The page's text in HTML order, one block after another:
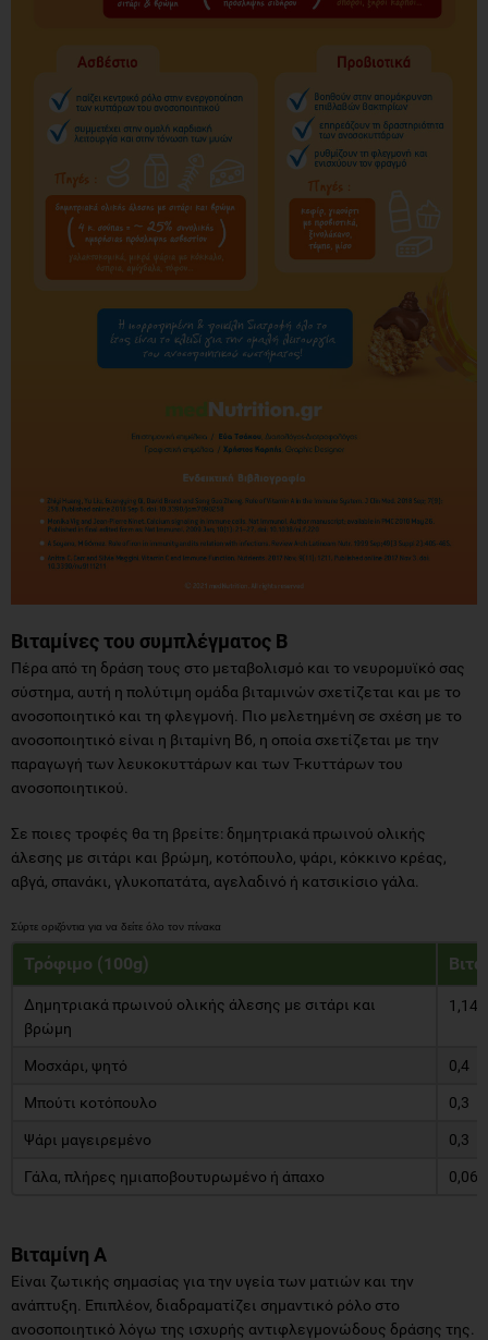
Βιταμίνες του συμπλέγματος Β
Πέρα από τη δράση τους στο μεταβολισμό και το νευρομυϊκό σας
σύστημα, αυτή η πολύτιμη ομάδα βιταμινών σχετίζεται και με το
ανοσοποιητικό και τη φλεγμονή. Πιο μελετημένη σε σχέση με το
ανοσοποιητικό είναι η βιταμίνη Β6, η οποία σχετίζεται με την
παραγωγή των λευκοκυττάρων και των Τ-κυττάρων του
ανοσοποιητικού.
Σε ποιες τροφές θα τη βρείτε: δημητριακά πρωινού ολικής
άλεσης με σιτάρι και βρώμη, κοτόπουλο, ψάρι, κόκκινο κρέας,
αβγά, σπανάκι, γλυκοπατάτα, αγελαδινό ή κατσικίσιο γάλα.
Τρόφιμο (100g)
Δημητριακά πρωινού ολικής άλεσης με σιτάρι και
βρώμη
1,14
Μοσχάρι, ψητό 0,4
Mπούτι κοτόπουλο 0,3
Ψάρι μαγειρεμένο 0,3
Γάλα, πλήρες ημιαποβουτυρωμένο ή άπαχο 0,06
Βιταμίνη Α
Είναι ζωτικής σημασίας για την υγεία των ματιών και την
ανάπτυξη. Επιπλέον, διαδραματίζει σημαντικό ρόλο στο
ανοσοποιητικό λόγω της ισχυρής αντιφλεγμονώδους δράσης της.